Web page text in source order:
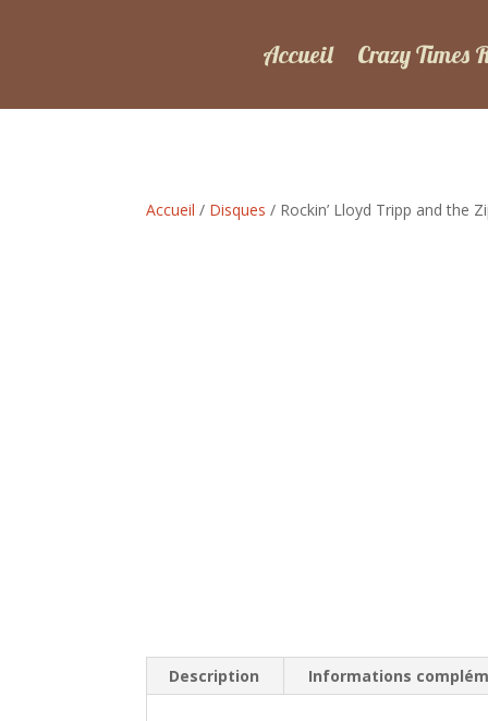
Accueil Crazy Times
Accueil / Disques / Rockin’ Lloyd Tripp and the
Description Informations